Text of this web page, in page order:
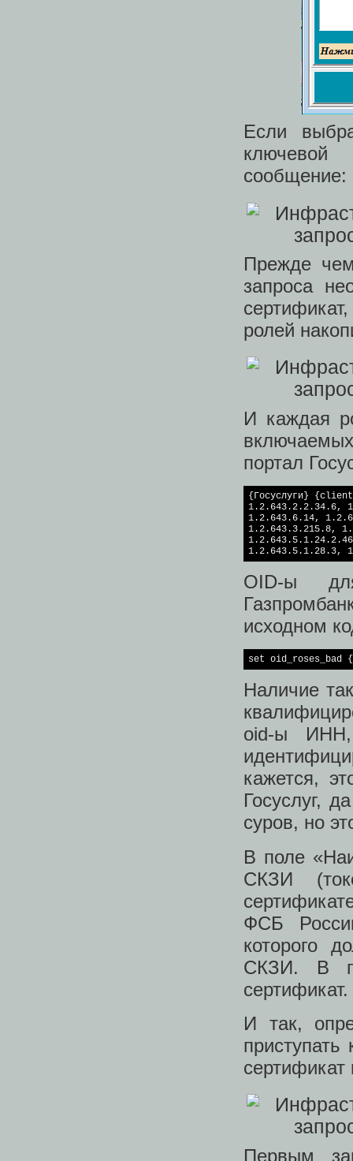
Если
ключевой
сообщение:
Прежде
запроса
ролей
И каждая
портал
{Госуслуги}
1.2.643.2.2.34.6,
1.2.643.6.14,
1.2.643.3.215.8,
1.2.643.5.1.28.3,
OID-ы
исходном
set
Наличие
oid-ы
кажется,
Госуслуг,
суров, но
В поле
СКЗИ
ФСБ
которого
СКЗИ. В
сертификат.
И так,
приступать
Первым